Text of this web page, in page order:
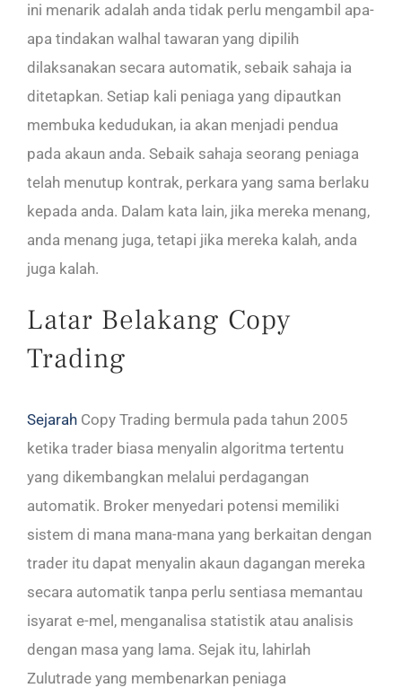
ini menarik adalah anda tidak perlu mengambil apa-
apa tindakan walhal tawaran yang dipilih
dilaksanakan secara automatik, sebaik sahaja ia
ditetapkan. Setiap kali peniaga yang dipautkan
membuka kedudukan, ia akan menjadi pendua
pada akaun anda. Sebaik sahaja seorang peniaga
telah menutup kontrak, perkara yang sama berlaku
kepada anda. Dalam kata lain, jika mereka menang,
anda menang juga, tetapi jika mereka kalah, anda
juga kalah.
Latar Belakang Copy
Trading
SejarahCopy Trading bermula pada tahun 2005
ketika trader biasa menyalin algoritma tertentu
yang dikembangkan melalui perdagangan
automatik. Broker menyedari potensi memiliki
sistem di mana mana-mana yang berkaitan dengan
trader itu dapat menyalin akaun dagangan mereka
secara automatik tanpa perlu sentiasa memantau
isyarat e-mel, menganalisa statistik atau analisis
dengan masa yang lama. Sejak itu, lahirlah
Zulutrade yang membenarkan peniaga